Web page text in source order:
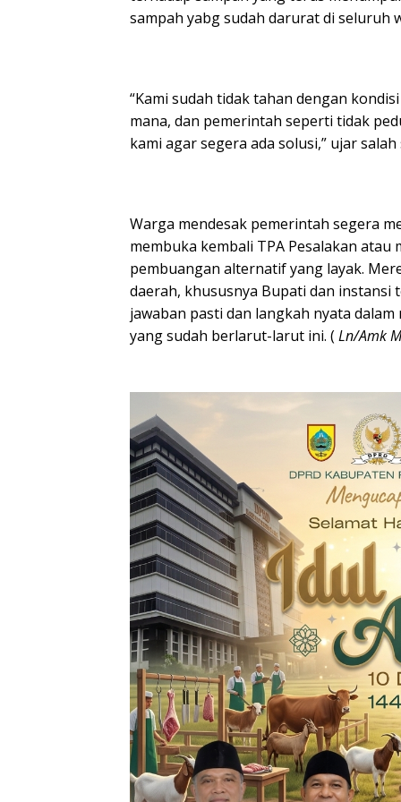
sampah yabg sudah darurat di seluruh
“Kami sudah tidak tahan dengan
mana, dan pemerintah seperti tidak
kami agar segera ada solusi,” ujar
Warga mendesak pemerintah segera
membuka kembali TPA Pesalakan atau
pembuangan alternatif yang layak.
daerah, khususnya Bupati dan
jawaban pasti dan langkah nyata
yang sudah berlarut-larut ini. (Ln/Amk